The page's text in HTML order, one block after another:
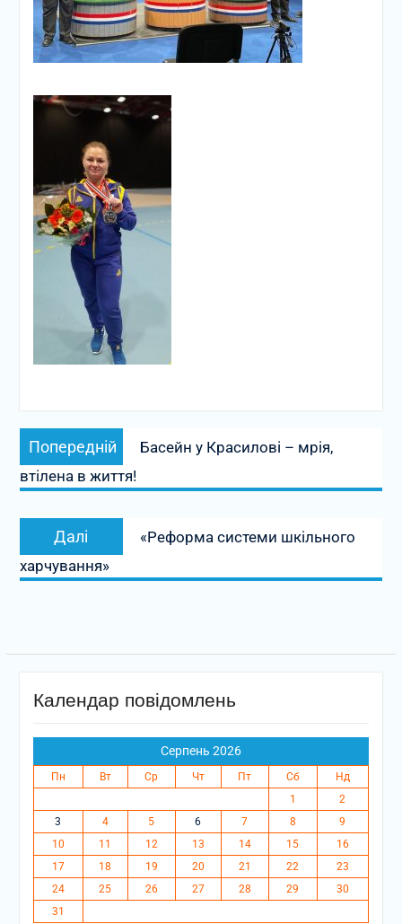
Навігація
записів
Попередній
запис:
Басейн у Красилові – мрія,
втілена в життя!
Далі
Наступний
запис:
«Реформа системи шкільного
харчування»
Календар повідомлень
Серпень 2026
Пн Вт Ср Чт Пт Сб
Нд
1
2
3
4 5 6 7 8
9
10
11 12 13 14 15
16
17
18 19 20 21 22
23
24
25 26 27 28 29
30
31